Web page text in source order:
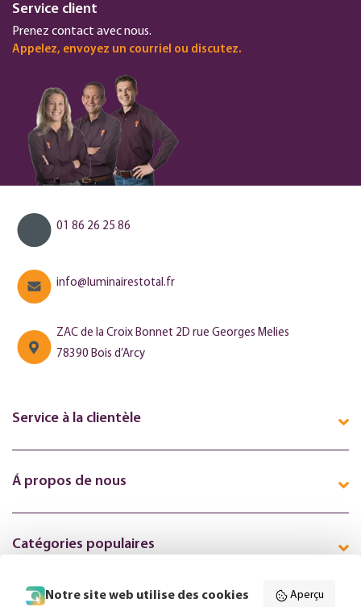
Service client
Prenez contact avec nous.
Appelez, envoyez un courriel ou discutez.
01 86 26 25 86
info@luminairestotal.fr
ZAC de la Croix Bonnet 2D rue Georges Melies
78390 Bois d’Arcy
Service à la clientèle
Á propos de nous
Catégories populaires
Notre site web utilise des cookies Aperçu